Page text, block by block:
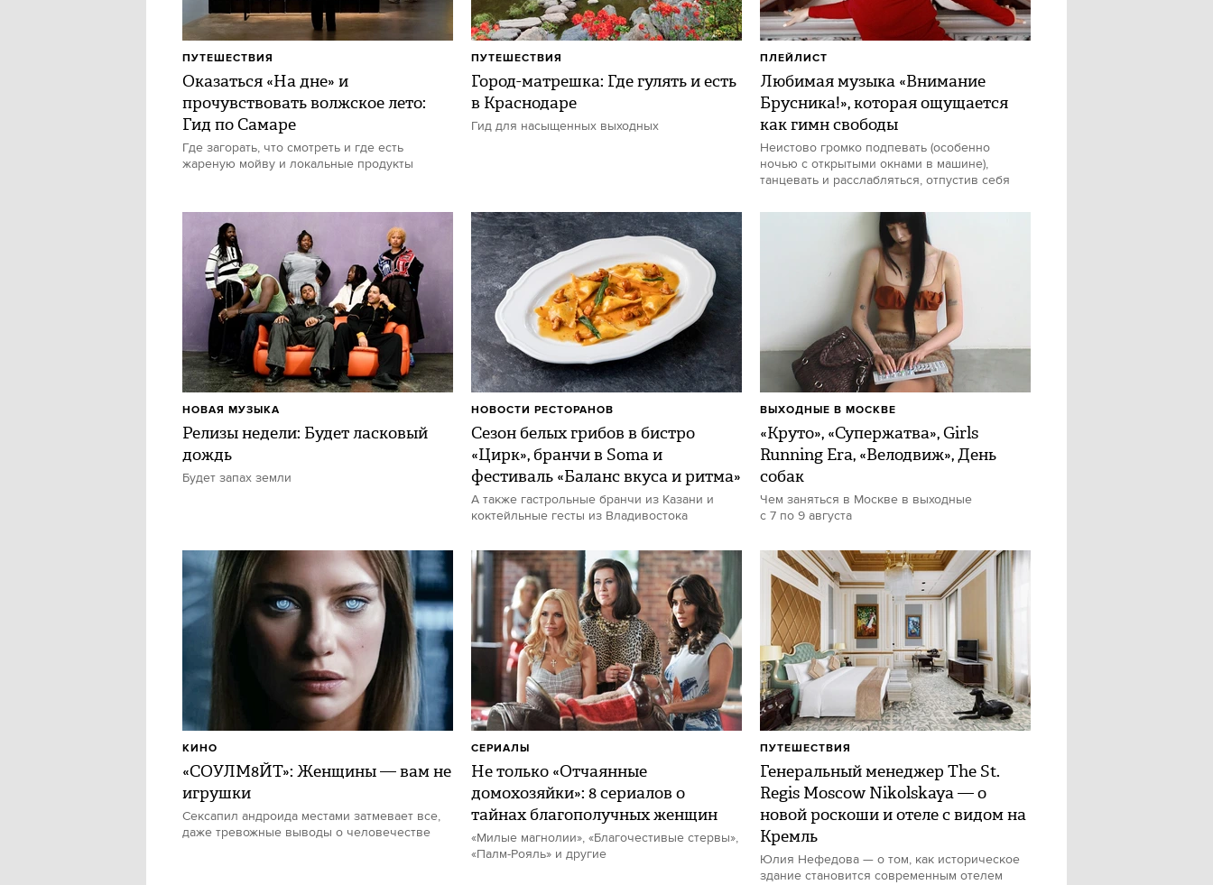
Оказаться «На дне» и
прочувствовать волжское лето:
Гид по Самаре
Где загорать, что смотреть и где есть
жареную мойву и локальные продукты
ПУТЕШЕСТВИЯ
Город-матрешка: Где гулять и есть
в Краснодаре
Гид для насыщенных выходных
ПУТЕШЕСТВИЯ
Любимая музыка «Внимание
Брусника!», которая ощущается
как гимн свободы
Неистово громко подпевать (особенно
ночью с открытыми окнами в машине),
танцевать и расслабляться, отпустив себя
ПЛЕЙЛИСТ
Релизы недели: Будет ласковый
дождь
Будет запах земли
НОВАЯ МУЗЫКА
Сезон белых грибов в бистро
«Цирк», бранчи в Soma и
фестиваль «Баланс вкуса и ритма»
А также гастрольные бранчи из Казани и
коктейльные гесты из Владивостока
НОВОСТИ РЕСТОРАНОВ
«Круто», «Супержатва», Girls
Running Era, «Велодвиж», День
собак
Чем заняться в Москве в выходные
с 7 по 9 августа
ВЫХОДНЫЕ В МОСКВЕ
«СОУЛМ8ЙТ»: Женщины — вам не
игрушки
Сексапил андроида местами затмевает все,
даже тревожные выводы о человечестве
КИНО
Не только «Отчаянные
домохозяйки»: 8 сериалов о
тайнах благополучных женщин
«Милые магнолии», «Благочестивые стервы»,
«Палм-Рояль» и другие
СЕРИАЛЫ
Генеральный менеджер The St.
Regis Moscow Nikolskaya — о
новой роскоши и отеле с видом на
Кремль
Юлия Нефедова — о том, как историческое
здание становится современным отелем
ПУТЕШЕСТВИЯ